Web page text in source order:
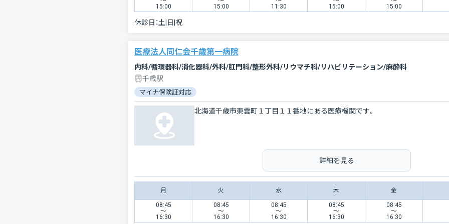
15:00
15:00
11:30
15:00
15:00
休診日：土|日|祝
医療法人同仁会千歳第一病院
内科/循環器科/消化器科/外科/肛門科/整形外科/リウマチ科/リハビリテーション/麻酔科
千歳駅
マイナ保険証対応
北海道千歳市東雲町１丁目１１番地にある医療機関です。
詳細を見る
月 火 水 木 金
08:45
〜
16:30
08:45
〜
16:30
08:45
〜
16:30
08:45
〜
16:30
08:45
〜
16:30